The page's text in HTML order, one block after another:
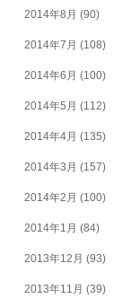
2014年8月 (90)
2014年7月 (108)
2014年6月 (100)
2014年5月 (112)
2014年4月 (135)
2014年3月 (157)
2014年2月 (100)
2014年1月 (84)
2013年12月 (93)
2013年11月 (39)